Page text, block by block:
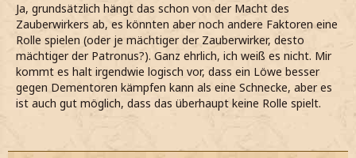
Ja, grundsätzlich hängt das schon von der Macht des
Zauberwirkers ab, es könnten aber noch andere Faktoren eine
Rolle spielen (oder je mächtiger der Zauberwirker, desto
mächtiger der Patronus?). Ganz ehrlich, ich weiß es nicht. Mir
kommt es halt irgendwie logisch vor, dass ein Löwe besser
gegen Dementoren kämpfen kann als eine Schnecke, aber es
ist auch gut möglich, dass das überhaupt keine Rolle spielt.